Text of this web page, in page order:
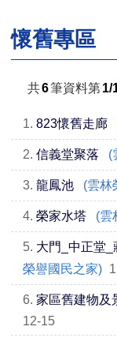
懷舊專區
共6筆資料第1/
1. 823懷舊走廊
2. 信義堂聚落 (
3. 龍鳳池 (雲林
4. 榮家水塔 (雲
5. 大門_中正堂
榮譽國民之家)
6. 家區舊建物及
12-15